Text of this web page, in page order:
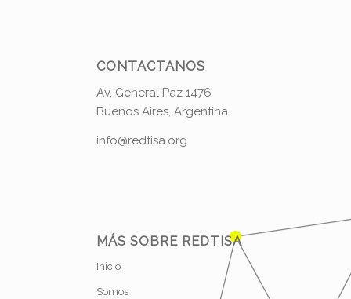
CONTACTANOS
Av. General Paz 1476
Buenos Aires, Argentina
info@redtisa.org
MÁS SOBRE REDTISA
Inicio
Somos